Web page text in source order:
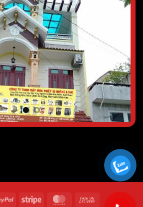
PayPal Stripe MasterCard